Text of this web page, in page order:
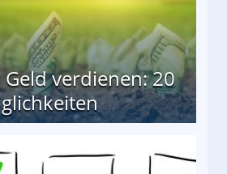
verdienen: 20